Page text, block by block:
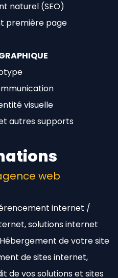
naturel (SEO)
première page
visuelle
autres supports
web
internet /
solutions internet
de votre site
de sites internet,
de vos solutions et sites